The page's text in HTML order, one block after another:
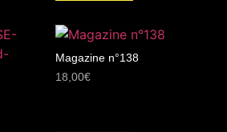
Magazine n°138
18,00€